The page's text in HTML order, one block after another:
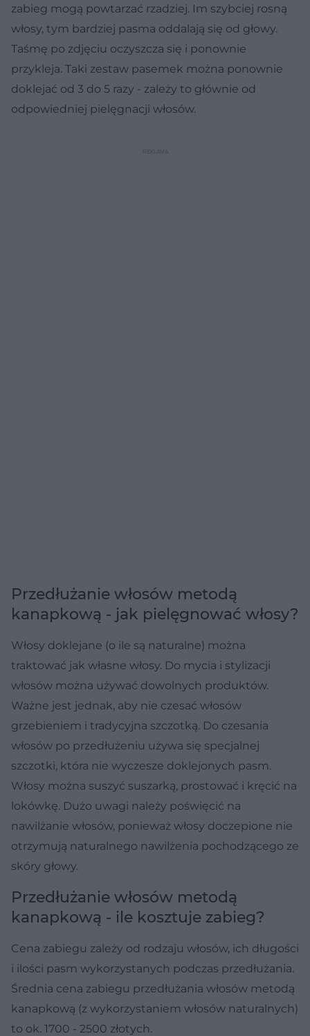
zabieg mogą powtarzać rzadziej. Im szybciej rosną
włosy, tym bardziej pasma oddalają się od głowy.
Taśmę po zdjęciu oczyszcza się i ponownie
przykleja. Taki zestaw pasemek można ponownie
doklejać od 3 do 5 razy - zależy to głównie od
odpowiedniej pielęgnacji włosów.
Przedłużanie włosów metodą
kanapkową - jak pielęgnować włosy?
Włosy doklejane (o ile są naturalne) można
traktować jak własne włosy. Do mycia i stylizacji
włosów można używać dowolnych produktów.
Ważne jest jednak, aby nie czesać włosów
grzebieniem i tradycyjna szczotką. Do czesania
włosów po przedłużeniu używa się specjalnej
szczotki, która nie wyczesze doklejonych pasm.
Włosy można suszyć suszarką, prostować i kręcić na
lokówkę. Dużo uwagi należy poświęcić na
nawilżanie włosów, ponieważ włosy doczepione nie
otrzymują naturalnego nawilżenia pochodzącego ze
skóry głowy.
Przedłużanie włosów metodą
kanapkową - ile kosztuje zabieg?
Cena zabiegu zależy od rodzaju włosów, ich długości
i ilości pasm wykorzystanych podczas przedłużania.
Średnia cena zabiegu przedłużania włosów metodą
kanapkową (z wykorzystaniem włosów naturalnych)
to ok. 1700 - 2500 złotych.